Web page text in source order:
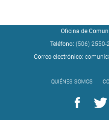
Oficina de
Teléfono: (506) 2550-
Correo electrónico:
QUIÉNES SOMOS